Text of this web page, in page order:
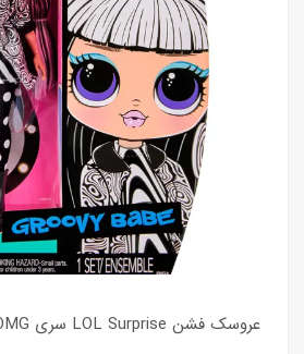
عروسک فشن LOL Surprise سری OMG مدل Groovy Babe